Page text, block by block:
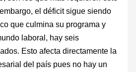
el déficit sigue siendo
que culmina su programa y
laboral, hay seis
Esto afecta directamente la
del país pues no hay un